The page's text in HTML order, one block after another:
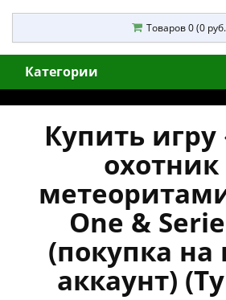
Товаров 0 (0
Категории
Купить
охотник
One &
(покупка
аккаунт)